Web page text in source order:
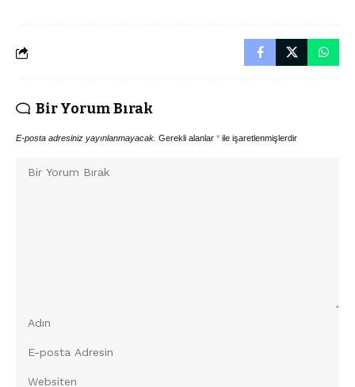
Bir Yorum Bırak
E-posta adresiniz yayınlanmayacak. Gerekli alanlar * ile işaretlenmişlerdir